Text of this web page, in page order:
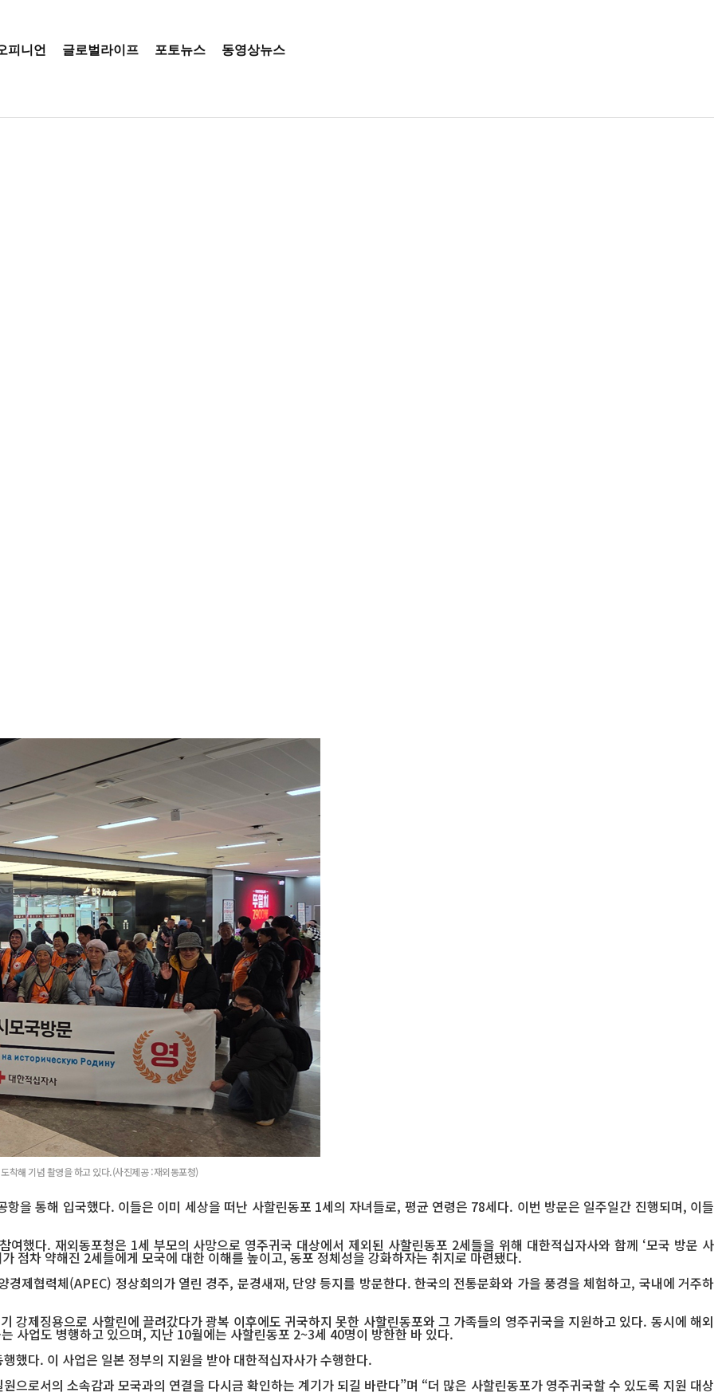
피니언 글로벌라이프 포토뉴스 동영상뉴스
해 기념 촬영을 하고 있다.(사진제공 :재외동포청)
을 통해 입국했다. 이들은 이미 세상을 떠난 사할린동포 1세의 자녀들로, 평균 연령은 78세다. 이번 방문은 일주일간 진행되며, 이들
했다. 재외동포청은 1세 부모의 사망으로 영주귀국 대상에서 제외된 사할린동포 2세들을 위해 대한적십자사와 함께 ‘모국 방문 사
점차 약해진 2세들에게 모국에 대한 이해를 높이고, 동포 정체성을 강화하자는 취지로 마련됐다.
경제협력체(APEC) 정상회의가 열린 경주, 문경새재, 단양 등지를 방문한다. 한국의 전통문화와 가을 풍경을 체험하고, 국내에 거주하
강제징용으로 사할린에 끌려갔다가 광복 이후에도 귀국하지 못한 사할린동포와 그 가족들의 영주귀국을 지원하고 있다. 동시에 해외
사업도 병행하고 있으며, 지난 10월에는 사할린동포 2~3세 40명이 방한한 바 있다.
했다. 이 사업은 일본 정부의 지원을 받아 대한적십자사가 수행한다.
으로서의 소속감과 모국과의 연결을 다시금 확인하는 계기가 되길 바란다”며 “더 많은 사할린동포가 영주귀국할 수 있도록 지원 대상